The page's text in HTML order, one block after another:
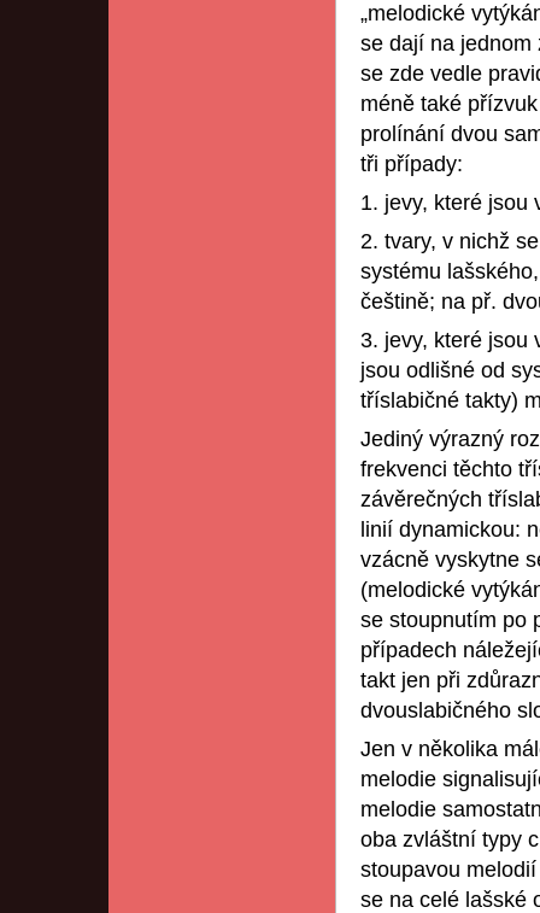
„melodické
se dají na jednom
se zde vedle
méně také
prolínání dvou
tři případy:
1. jevy, které jsou
2. tvary, v nichž
systému
češtině; na př.
3. jevy, které jsou
jsou odlišné od
tříslabičné takty)
Jediný výrazný
frekvenci těchto
závěrečných
linií dynamickou:
vzácně vyskytne
(melodické
se stoupnutím po
případech
takt jen při
dvouslabičného
Jen v několika
melodie
melodie
oba zvláštní typy
stoupavou
se na celé lašské